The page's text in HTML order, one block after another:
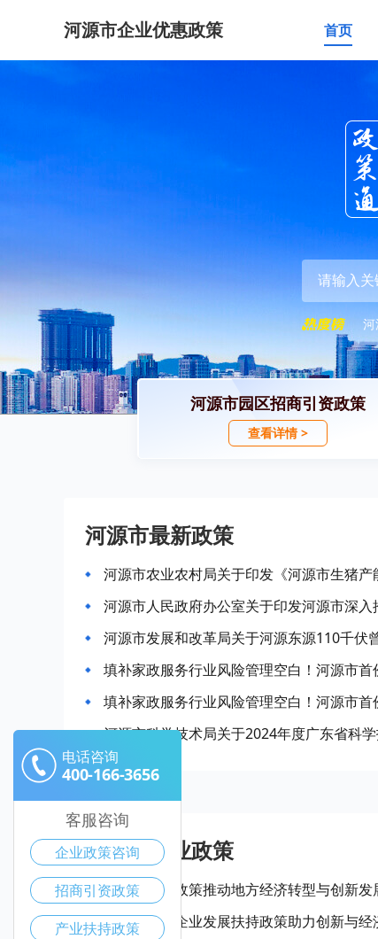
河源市企业优惠政策 首页
河
河源市园区招商引资政策
查看详情 >
河源市最新政策
河源市农业农村局关于印发《河源市生猪
河源市发展和改革局关于河源东源110千伏
填补家政服务行业风险管理空白！河源市
填补家政服务行业风险管理空白！河源市
河源市科学技术局关于2024年度广东省科
河源市产业政策
河源市惠企政策推动地方经济转型与创新发
河源市中小企业发展扶持政策助力创新与经
电话咨询
400-166-3656
客服咨询
企业政策咨询
招商引资政策
产业扶持政策